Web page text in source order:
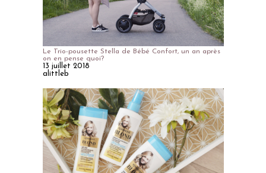
Le Trio-pousette Stella de Bébé Confort, un an après
on en pense quoi?
13 juillet 2018
alittleb